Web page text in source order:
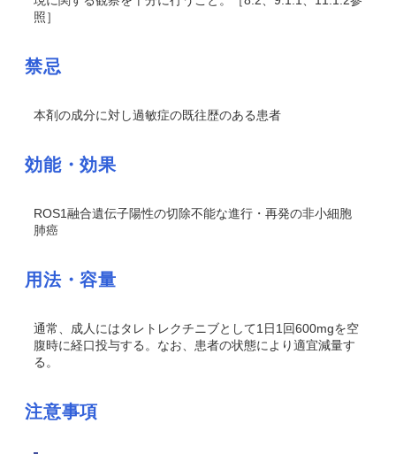
照］
禁忌
本剤の成分に対し過敏症の既往歴のある患者
効能・効果
ROS1融合遺伝子陽性の切除不能な進行・再発の非小細胞
肺癌
用法・容量
通常、成人にはタレトレクチニブとして1日1回600mgを空
腹時に経口投与する。なお、患者の状態により適宜減量す
る。
注意事項